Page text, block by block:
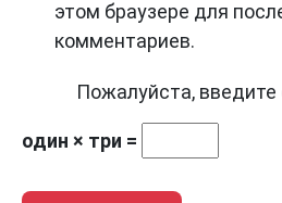
этом браузере для
комментариев.
Пожалуйста,
один × три =